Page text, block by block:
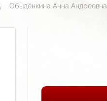
Обыдёнкина Анна Андреевна